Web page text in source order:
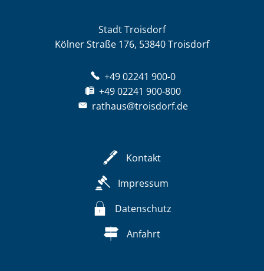
Stadt Troisdorf
Kölner Straße 176, 53840 Troisdorf
+49 02241 900-0
+49 02241 900-800
rathaus@troisdorf.de
Kontakt
Impressum
Datenschutz
Anfahrt